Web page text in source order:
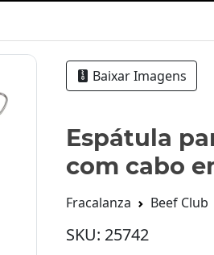
Baixar Imagens
Espátula
com cabo
Fracalanza Beef Club
SKU: 25742